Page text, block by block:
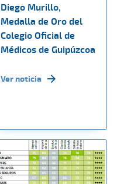
Diego Murillo,
Medalla de Oro del
Colegio Oficial de
Médicos de Guipúzcoa
Ver noticia